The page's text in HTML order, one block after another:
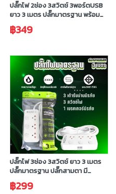
ปลั๊กไฟ 2ช่อง 3สวิตช์ 3พอร์ตUSB
ยาว 3 เมตร ปลั๊กมาตรฐาน พร้อม
ช่องUSB มีมอก.ประกัน 3 ปี
฿349
ปลั๊กไฟ 3ช่อง 3สวิตช์ ยาว 3 เมตร
ปลั๊กมาตรฐาน ปลั๊กสามตา มี
มอก.ประกัน 3 ปี
฿299